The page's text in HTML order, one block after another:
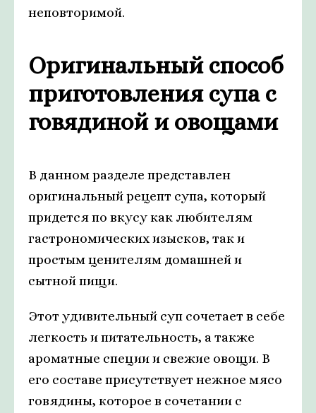
неповторимой.
Оригинальный способ
приготовления супа с
говядиной и овощами
В данном разделе представлен
оригинальный рецепт супа, который
придется по вкусу как любителям
гастрономических изысков, так и
простым ценителям домашней и
сытной пищи.
Этот удивительный суп сочетает в себе
легкость и питательность, а также
ароматные специи и свежие овощи. В
его составе присутствует нежное мясо
говядины, которое в сочетании с